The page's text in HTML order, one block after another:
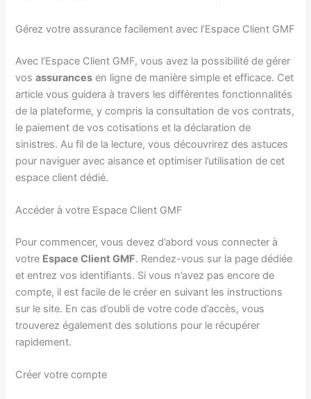
Gérez votre assurance facilement avec l’Espace Client GMF
Avec l’Espace Client GMF, vous avez la possibilité de gérer
vosassurances en ligne de manière simple et efficace. Cet
article vous guidera à travers les différentes fonctionnalités
de la plateforme, y compris la consultation de vos contrats,
le paiement de vos cotisations et la déclaration de
sinistres. Au fil de la lecture, vous découvrirez des astuces
pour naviguer avec aisance et optimiser l’utilisation de cet
espace client dédié.
Accéder à votre Espace Client GMF
Pour commencer, vous devez d’abord vous connecter à
votre Espace Client GMF. Rendez-vous sur la page dédiée
et entrez vos identifiants. Si vous n’avez pas encore de
compte, il est facile de le créer en suivant les instructions
sur le site. En cas d’oubli de votre code d’accès, vous
trouverez également des solutions pour le récupérer
rapidement.
Créer votre compte